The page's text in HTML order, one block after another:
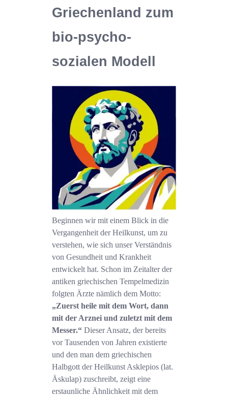
Griechenland zum
bio-psycho-
sozialen Modell
Beginnen wir mit einem Blick in die
Vergangenheit der Heilkunst, um zu
verstehen, wie sich unser Verständnis
von Gesundheit und Krankheit
entwickelt hat. Schon im Zeitalter der
antiken griechischen Tempelmedizin
folgten Ärzte nämlich dem Motto:
„Zuerst heile mit dem Wort, dann
mit der Arznei und zuletzt mit dem
Messer.“Dieser Ansatz, der bereits
vor Tausenden von Jahren existierte
und den man dem griechischen
Halbgott der Heilkunst Asklepios (lat.
Äskulap) zuschreibt, zeigt eine
erstaunliche Ähnlichkeit mit dem